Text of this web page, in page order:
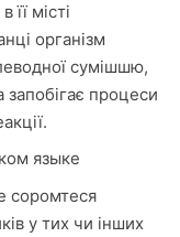
місті
організм
сумішшю,
процеси
языке
соромтеся
у тих чи інших